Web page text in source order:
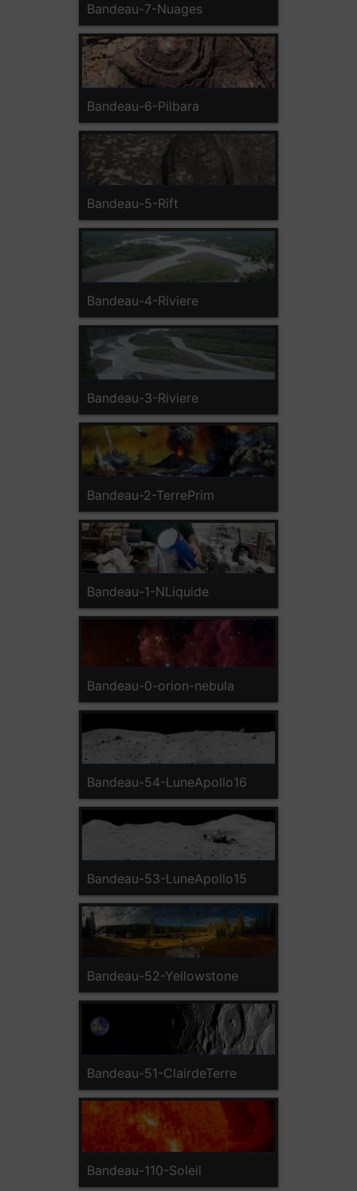
Bandeau-7-Nuages
Bandeau-6-Pilbara
Bandeau-5-Rift
Bandeau-4-Riviere
Bandeau-3-Riviere
Bandeau-2-TerrePrim
Bandeau-1-NLiquide
Bandeau-0-orion-nebula
Bandeau-54-LuneApollo16
Bandeau-53-LuneApollo15
Bandeau-52-Yellowstone
Bandeau-51-ClairdeTerre
Bandeau-110-Soleil